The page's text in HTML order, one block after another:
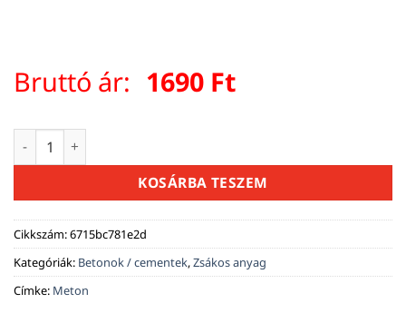
Bruttó ár: 1690 Ft
ESTRICH 20 beltéri estrich beton 25kg mennyiség
KOSÁRBA TESZEM
Cikkszám:6715bc781e2d
Kategóriák: Betonok / cementek,Zsákos anyag
Címke: Meton